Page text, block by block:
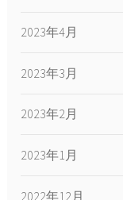
2023年4月
2023年3月
2023年2月
2023年1月
2022年12月